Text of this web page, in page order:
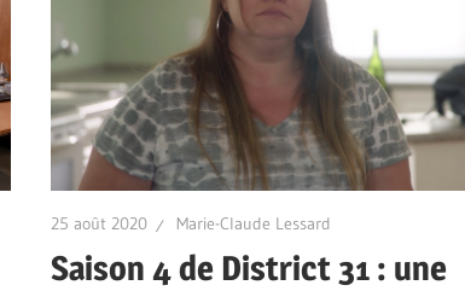
25 août 2020 Marie-Claude Lessard
Saison 4 de District 31 : une